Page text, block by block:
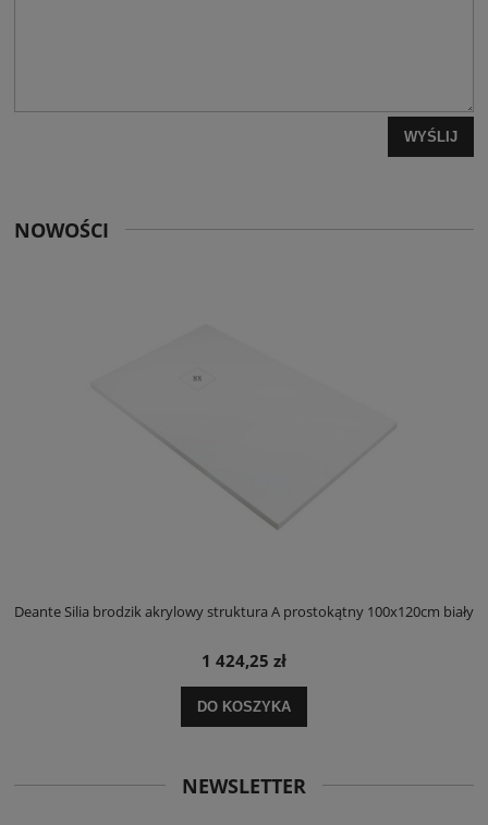
WYŚLIJ
NOWOŚCI
Deante Silia brodzik akrylowy struktura A prostokątny 100x120cm biały
1 424,25 zł
DO KOSZYKA
NEWSLETTER